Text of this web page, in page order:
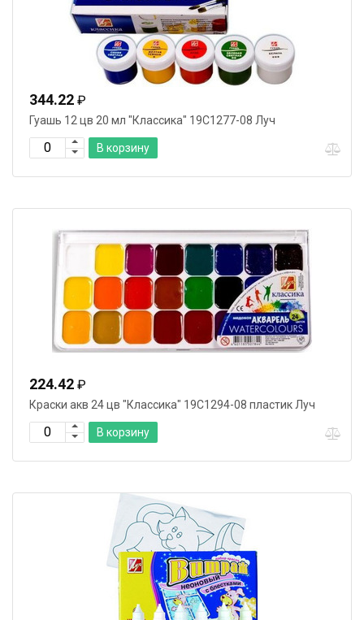
344.22 ₽
Гуашь 12 цв 20 мл "Классика" 19С1277-08 Луч
В корзину
224.42 ₽
Краски акв 24 цв "Классика" 19С1294-08 пластик Луч
В корзину